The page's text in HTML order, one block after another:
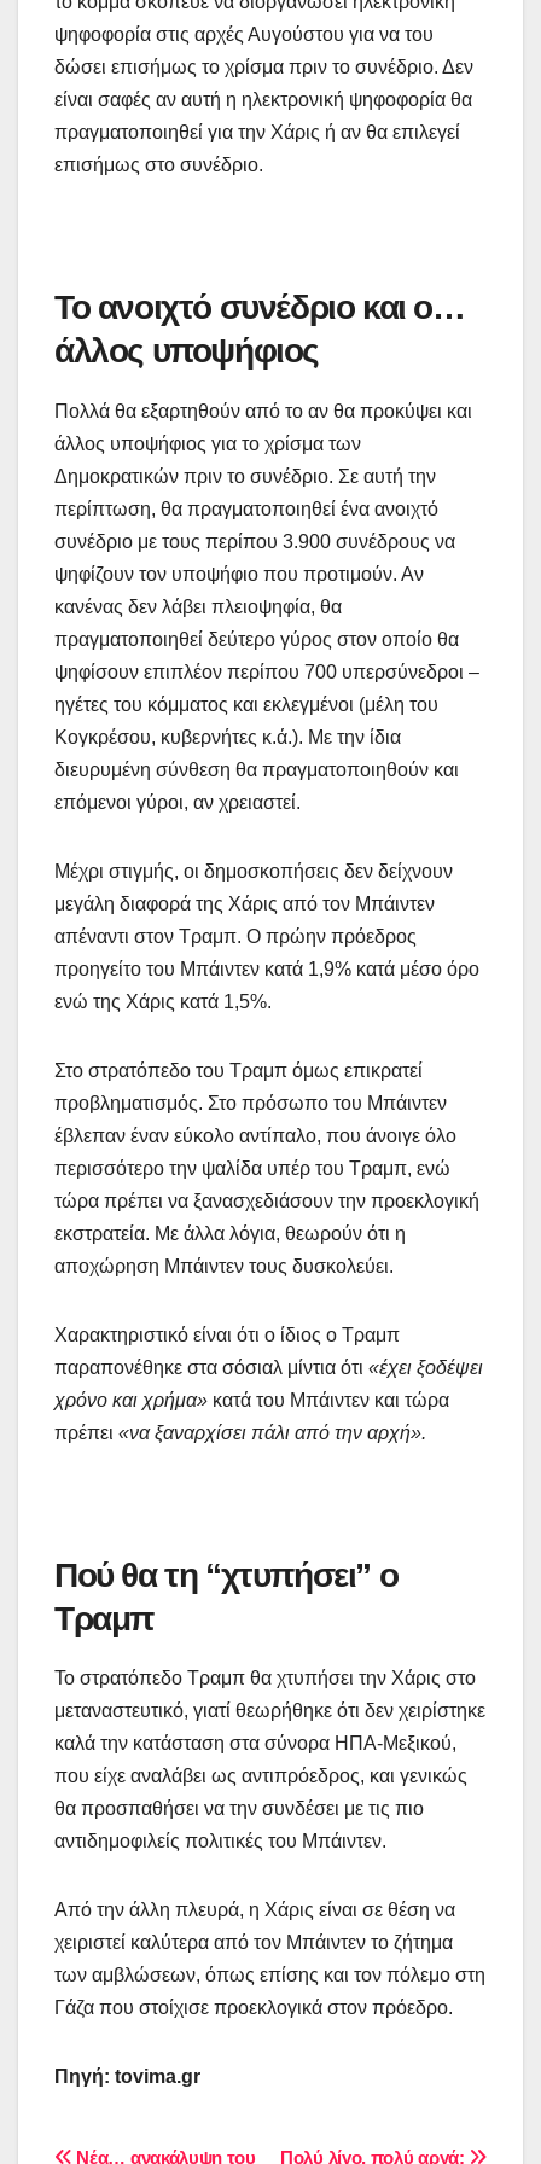
ψηφοφορία στις αρχές Αυγούστου για να του
δώσει επισήμως το χρίσμα πριν το συνέδριο. Δεν
είναι σαφές αν αυτή η ηλεκτρονική ψηφοφορία θα
πραγματοποιηθεί για την Χάρις ή αν θα επιλεγεί
επισήμως στο συνέδριο.
Το ανοιχτό συνέδριο και ο…
άλλος υποψήφιος
Πολλά θα εξαρτηθούν από το αν θα προκύψει και
άλλος υποψήφιος για το χρίσμα των
Δημοκρατικών πριν το συνέδριο. Σε αυτή την
περίπτωση, θα πραγματοποιηθεί ένα ανοιχτό
συνέδριο με τους περίπου 3.900 συνέδρους να
ψηφίζουν τον υποψήφιο που προτιμούν. Αν
κανένας δεν λάβει πλειοψηφία, θα
πραγματοποιηθεί δεύτερο γύρος στον οποίο θα
ψηφίσουν επιπλέον περίπου 700 υπερσύνεδροι –
ηγέτες του κόμματος και εκλεγμένοι (μέλη του
Κογκρέσου, κυβερνήτες κ.ά.). Με την ίδια
διευρυμένη σύνθεση θα πραγματοποιηθούν και
επόμενοι γύροι, αν χρειαστεί.
Μέχρι στιγμής, οι δημοσκοπήσεις δεν δείχνουν
μεγάλη διαφορά της Χάρις από τον Μπάιντεν
απέναντι στον Τραμπ. Ο πρώην πρόεδρος
προηγείτο του Μπάιντεν κατά 1,9% κατά μέσο όρο
ενώ της Χάρις κατά 1,5%.
Στο στρατόπεδο του Τραμπ όμως επικρατεί
προβληματισμός. Στο πρόσωπο του Μπάιντεν
έβλεπαν έναν εύκολο αντίπαλο, που άνοιγε όλο
περισσότερο την ψαλίδα υπέρ του Τραμπ, ενώ
τώρα πρέπει να ξανασχεδιάσουν την προεκλογική
εκστρατεία. Με άλλα λόγια, θεωρούν ότι η
αποχώρηση Μπάιντεν τους δυσκολεύει.
Χαρακτηριστικό είναι ότι ο ίδιος ο Τραμπ
παραπονέθηκε στα σόσιαλ μίντια ότι «έχει ξοδέψει
χρόνο και χρήμα» κατά του Μπάιντεν και τώρα
πρέπει «να ξαναρχίσει πάλι από την αρχή».
Πού θα τη “χτυπήσει” ο
Τραμπ
Το στρατόπεδο Τραμπ θα χτυπήσει την Χάρις στο
μεταναστευτικό, γιατί θεωρήθηκε ότι δεν χειρίστηκε
καλά την κατάσταση στα σύνορα ΗΠΑ-Μεξικού,
που είχε αναλάβει ως αντιπρόεδρος, και γενικώς
θα προσπαθήσει να την συνδέσει με τις πιο
αντιδημοφιλείς πολιτικές του Μπάιντεν.
Από την άλλη πλευρά, η Χάρις είναι σε θέση να
χειριστεί καλύτερα από τον Μπάιντεν το ζήτημα
των αμβλώσεων, όπως επίσης και τον πόλεμο στη
Γάζα που στοίχισε προεκλογικά στον πρόεδρο.
Πηγή: tovima.gr
Πολύ λίγο, πολύ αργά;
Νέα… ανακάλυψη του